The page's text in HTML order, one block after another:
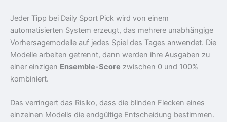
Jeder Tipp bei Daily Sport Pick wird von einem
automatisierten System erzeugt, das mehrere unabhängige
Vorhersagemodelle auf jedes Spiel des Tages anwendet. Die
Modelle arbeiten getrennt, dann werden ihre Ausgaben zu
einer einzigen Ensemble-Score zwischen 0 und 100%
kombiniert.
Das verringert das Risiko, dass die blinden Flecken eines
einzelnen Modells die endgültige Entscheidung bestimmen.